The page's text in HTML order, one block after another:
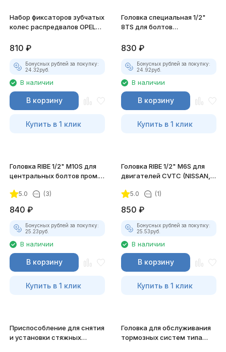
Набор фиксаторов зубчатых
колес распредвалов OPEL
810 ₽
Бонусных рублей за покупку:
24.32руб.
В наличии
В корзину
Купить в 1 клик
Головка специальная 1/2"
8TS для болтов
(NISSAN) JTC-4948
830 ₽
Бонусных рублей за покупку:
24.92руб.
В наличии
В корзину
Купить в 1 клик
Головка RIBE 1/2" M10S для
центральных болтов пром.
5.0 (3)
840 ₽
Бонусных рублей за покупку:
25.23руб.
В наличии
В корзину
Купить в 1 клик
Головка RIBE 1/2" M6S для
двигателей CVTC (NISSAN,
5.0 (1)
850 ₽
Бонусных рублей за покупку:
25.53руб.
В наличии
В корзину
Купить в 1 клик
Приспособление для снятия
и установки стяжных
Головка для обслуживания
тормозных систем типа